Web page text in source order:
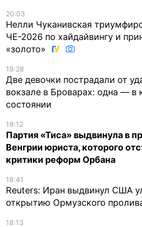
20:03
Нелли Чуканивская
ЧЕ-2026 по хайдайвингу и
«золото»
19:28
Две девочки пострадали от
вокзале в Броварах: одна — в
состоянии
19:12
Партия «Тиса» выдвинула в
Венгрии юриста, которого
критики реформ Орбана
18:41
Reuters: Иран выдвинул США
открытию Ормузского
18:13